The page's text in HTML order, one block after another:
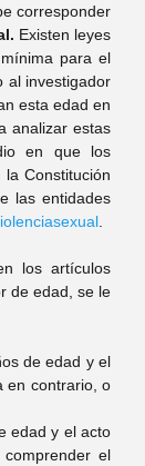
corresponder
Existen leyes
para el
al investigador
esta edad en
analizar estas
Constitución
las entidades
.
los artículos
de edad, se le
de edad y el
en contrario, o
edad y el acto
el